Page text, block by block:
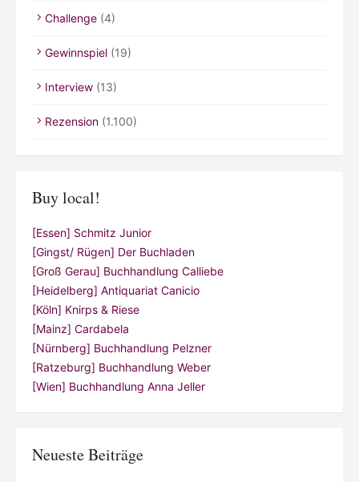
Challenge (4)
Gewinnspiel (19)
Interview (13)
Rezension (1.100)
Buy local!
[Essen] Schmitz Junior
[Gingst/ Rügen] Der Buchladen
[Groß Gerau] Buchhandlung Calliebe
[Heidelberg] Antiquariat Canicio
[Köln] Knirps & Riese
[Mainz] Cardabela
[Nürnberg] Buchhandlung Pelzner
[Ratzeburg] Buchhandlung Weber
[Wien] Buchhandlung Anna Jeller
Neueste Beiträge